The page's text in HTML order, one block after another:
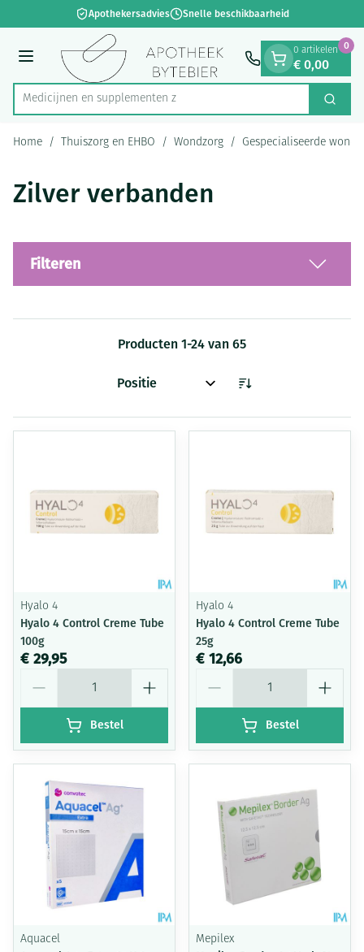
Ga naar de inhoudApothekersadvies Snelle beschikbaarheid
Menu
Product, merk, categorie...
Medicijn Zoek
0 artikelen
€ 0,00
0
Home / Thuiszorg en EHBO / Wondzorg / Gespecialiseerde
Zilver verbanden
Filteren
Producten 1-24 van 65
Sorteer op:
Hyalo 4
Hyalo 4 Control Creme Tube
100g
€ 29,95
Bestel
Hyalo 4
Hyalo 4 Control Creme Tube
25g
€ 12,66
Bestel
Aquacel Mepilex